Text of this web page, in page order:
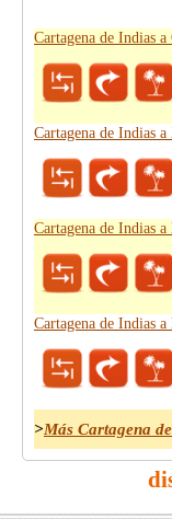
Cartagena de Indias
Cartagena de Indias
Cartagena de Indias
Cartagena de Indias
>Más Cartagena